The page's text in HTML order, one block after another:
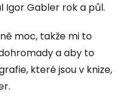
Gabler rok a půl.
moc, takže mi to
a aby to
které jsou v knize,